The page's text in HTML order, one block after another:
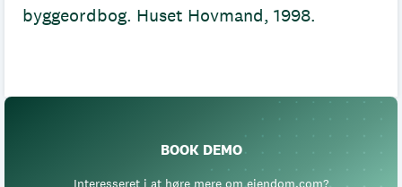
byggeordbog. Huset Hovmand, 1998.
BOOK DEMO
Interesseret i at høre mere om ejendom.com?